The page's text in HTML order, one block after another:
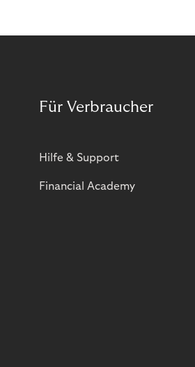
Für Verbraucher
Hilfe & Support
Financial Academy